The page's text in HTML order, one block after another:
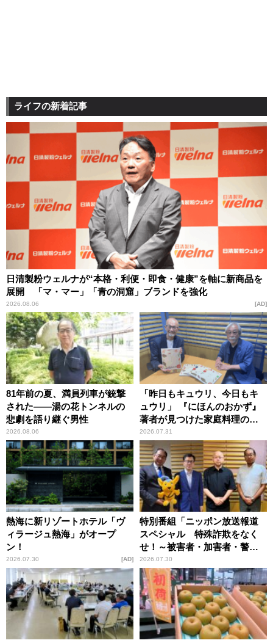
ライフの新着記事
日清製粉ウェルナが“本格・利便・即食・健康”を軸に新商品を
展開 「マ・マー」「青の洞窟」ブランドを強化
2026.08.06 AD
81年前の夏、満員列車が銃撃
された――湯の花トンネルの
悲劇を語り継ぐ男性
2026.08.06
「昨日もキュウリ、今日もキ
ュウリ」 『にほんのおかず』
著者が見つけた家庭料理の知
恵
2026.07.31
熱海に新リゾートホテル「ヴ
ィラージュ熱海」がオープ
ン！
2026.07.30 AD
特別番組「ニッポン放送報道
スペシャル 特殊詐欺をなく
せ！～被害者・加害者・警視
庁が語るトクリュウの実態
～」放送
2026.07.30